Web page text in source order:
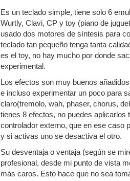
Es un teclado simple, tiene solo 6
Wurtly, Clavi, CP y toy (piano de
usado dos motores de síntesis para
teclado tan pequeño tenga tanta
es el toy, no hay mucho por donde
experimental.
Los efectos son muy buenos
e incluso experimentar un poco para
claro(tremolo, wah, phaser, chorus,
tienes 8 efectos, no puedes
controlador externo, que en ese caso
y si activas uno se desactiva el otro.
Su desventaja o ventaja (según se
profesional, desde mi punto de vista
más caros. Esto hace que no sea